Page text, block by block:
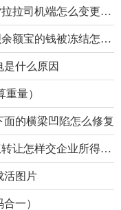
机端怎么变更手机号）
的钱被冻结怎么办）
什么原因
量）
的横梁凹陷怎么修复
交企业所得税和增值税）
活图片
一）